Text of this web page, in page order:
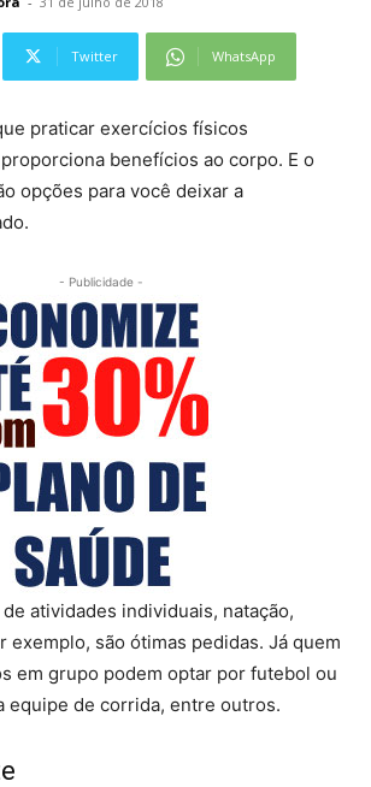
Twitter WhatsApp
praticar exercícios físicos
benefícios ao corpo. E o
opções para você deixar a
- Publicidade -
atividades individuais, natação,
exemplo, são ótimas pedidas. Já quem
em grupo podem optar por futebol ou
equipe de corrida, entre outros.